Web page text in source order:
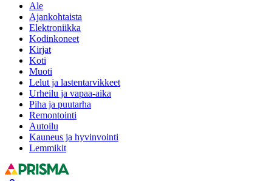
Ale
Ajankohtaista
Elektroniikka
Kodinkoneet
Kirjat
Koti
Muoti
Lelut ja lastentarvikkeet
Urheilu ja vapaa-aika
Piha ja puutarha
Remontointi
Autoilu
Kauneus ja hyvinvointi
Lemmikit